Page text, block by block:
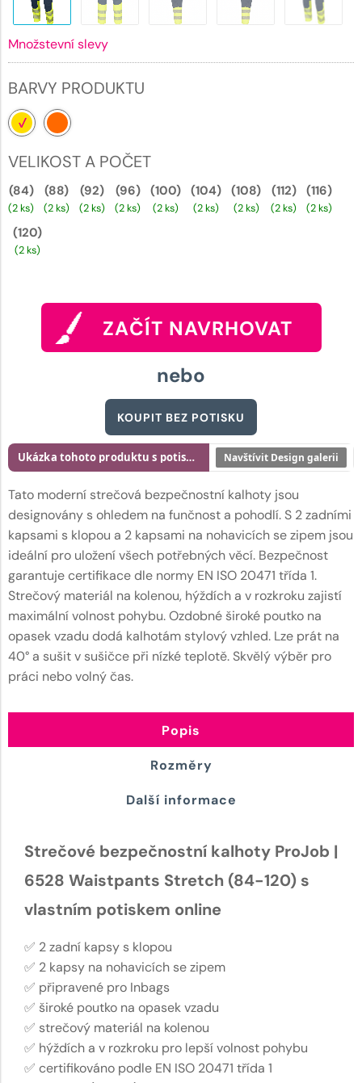
Množstevní slevy
BARVY PRODUKTU
VELIKOST A POČET
(84)
(2 ks)
(88)
(2 ks)
(92)
(2 ks)
(96)
(2 ks)
(100)
(2 ks)
(104)
(2 ks)
(108)
(2 ks)
(112)
(2 ks)
(116)
(2 ks)
(120)
(2 ks)
ZAČÍT NAVRHOVAT
nebo
KOUPIT BEZ POTISKU
Tato moderní strečová bezpečnostní kalhoty jsou
designovány s ohledem na funčnost a pohodlí. S 2 zadními
kapsami s klopou a 2 kapsami na nohavicích se zipem jsou
ideální pro uložení všech potřebných věcí. Bezpečnost
garantuje certifikace dle normy EN ISO 20471 třída 1.
Strečový materiál na kolenou, hýždích a v rozkroku zajistí
maximální volnost pohybu. Ozdobné široké poutko na
opasek vzadu dodá kalhotám stylový vzhled. Lze prát na
40° a sušit v sušičce při nízké teplotě. Skvělý výběr pro
práci nebo volný čas.
Ukázka tohoto produktu s potiskem Navštívit Design galerii
Popis
Rozměry
Další informace
Strečové bezpečnostní kalhoty ProJob |
6528 Waistpants Stretch (84-120) s
vlastním potiskem online
✅ 2 zadní kapsy s klopou
✅ 2 kapsy na nohavicích se zipem
✅ připravené pro Inbags
✅ široké poutko na opasek vzadu
✅ strečový materiál na kolenou
✅ hýždích a v rozkroku pro lepší volnost pohybu
✅ certifikováno podle EN ISO 20471 třída 1